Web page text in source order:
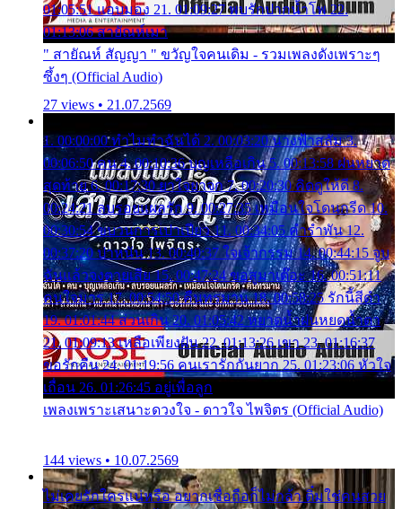
01:05:51 แอบมอง 21. 01:09:27 พบรักปากน้ำโพ 22.
01:13:06 สายัณห์เมา
" สายัณห์ สัญญา " ขวัญใจคนเดิม - รวมเพลงดังเพราะๆ
ซึ้งๆ (Official Audio)
27 views • 21.07.2569
1. 00:00:00 ทำไมทำฉันได้ 2. 00:03:20 นางฟ้าสลัม 3.
00:06:50 คน 4. 00:10:36 บุญเหลือเกิน 5. 00:13:58 ฝนหยาด
สุดท้าย 6. 00:17:30 ยาใจยาจก 7. 00:20:30 คิดดูให้ดี 8.
00:24:21 ลบรอยแผลรัก 9. 00:27:35 เหมือนใจโดนกรีด 10.
00:30:54 ขบวนการเปาเปียว 11. 00:34:05 คำรำพัน 12.
00:37:20 ปาหนัน 13. 00:40:37 ใจเจ้ากรรม 14. 00:44:15 จูบ
ฉันแล้วจงตายเสีย 15. 00:47:24 ขอสูมาเต๊อะ 16. 00:51:11
คนใจมาร 17. 00:54:50 คืนทรมาน 18. 00:58:25 รักนี้สีดำ
19. 01:01:44 ส่วนเกิน 20. 01:05:42 หยาดน้ำฝนหยดน้ำตา
21. 01:09:13 เหลือเพียงฝัน 22. 01:13:26 เขา 23. 01:16:37
ขอรักคืน 24. 01:19:56 คนเรารักกันยาก 25. 01:23:06 หัวใจ
เถื่อน 26. 01:26:45 อยู่เพื่อลูก
เพลงเพราะเสนาะดวงใจ - ดาวใจ ไพจิตร (Official Audio)
144 views • 10.07.2569
ไม่เคยรักใครแน่หรือ อยากเชื่อถือก็ไม่กล้า ติ๋มใช่คนสวย